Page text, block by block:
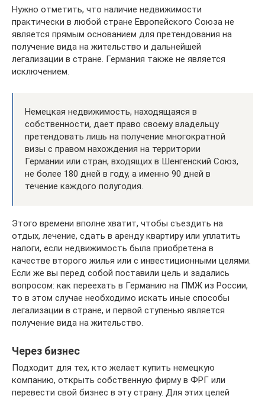
Нужно отметить, что наличие недвижимости
практически в любой стране Европейского Союза не
является прямым основанием для претендования на
получение вида на жительство и дальнейшей
легализации в стране. Германия также не является
исключением.
Немецкая недвижимость, находящаяся в
собственности, дает право своему владельцу
претендовать лишь на получение многократной
визы с правом нахождения на территории
Германии или стран, входящих в Шенгенский Союз,
не более 180 дней в году, а именно 90 дней в
течение каждого полугодия.
Этого времени вполне хватит, чтобы съездить на
отдых, лечение, сдать в аренду квартиру или уплатить
налоги, если недвижимость была приобретена в
качестве второго жилья или с инвестиционными целями.
Если же вы перед собой поставили цель и задались
вопросом: как переехать в Германию на ПМЖ из России,
то в этом случае необходимо искать иные способы
легализации в стране, и первой ступенью является
получение вида на жительство.
Через бизнес
Подходит для тех, кто желает купить немецкую
компанию, открыть собственную фирму в ФРГ или
перевести свой бизнес в эту страну. Для этих целей